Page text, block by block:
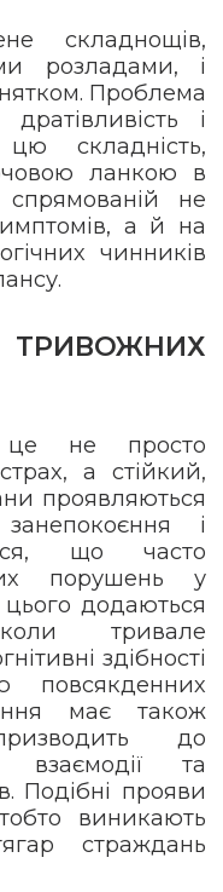
складнощів,
розладами, і
Проблема
і
складність,
ланкою в
спрямованій не
а й на
чинників
не просто
а стійкий,
проявляються
і
що часто
порушень у
додаються
тривале
здібності
повсякденних
має також
до
взаємодії та
Подібні прояви
виникають
страждань